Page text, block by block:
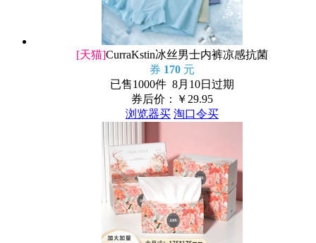
[天猫]CurraKstin冰丝男士内裤凉感抗菌
券 170 元
已售1000件 8月10日过期
券后价：￥ 29.95
浏览器买 淘口令买